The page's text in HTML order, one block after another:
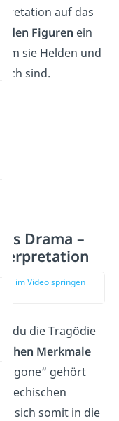
auf das
Figuren ein
sie Helden und
sind.
Drama –
im Video springen
du die Tragödie
Merkmale
gehört
sich somit in die